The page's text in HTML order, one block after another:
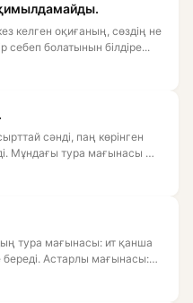
келген оқиғаның, сөздің не
себеп болатынын білдіре...
сәнді, паң көрінген
Мұндағы тура мағынасы —
тура мағынасы: ит қанша
Астарлы мағынасы: